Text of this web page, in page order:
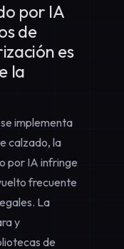
por IA
de
es
la
implementa
calzado, la
por IA infringe
frecuente
La
y
de